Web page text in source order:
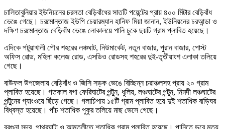
চালিতাবুনিয়ার ইউনিয়নের চরলতা বেড়িবাঁধের সাতটি পয়েন্টের প্রায় ৪০০ মিটার বেড়িবাঁধ
ভেঙে গেছে। চরমোন্তাজ ইউপি চেয়ারম্যান হানিফ মিয়া জানান, ইউনিয়নের চরআন্ডা ও
দক্ষিণ চরমোন্তাজ বেড়িবাঁধ ভেঙে লোকালয়ে পানি ঢুকে ছয়টি গ্রাম প্লাবিত হয়েছে।
এদিকে পটুয়াখালী পৌর শহরের লঞ্চঘাট, নিউমার্কেট, নতুন বাজার, পুরান বাজার, পোস্ট
অফিস রোড, মহিলা কলেজ রোড, এসডিও রোডসহ শহরের দুই-তৃতীয়াংশ এলাকা তলিয়ে
গেছে।
বাউফল উপজেলায় বেড়িবাঁধ ও জিসি সড়ক ভেঙে বিচ্ছিন্ন চরাঞ্চলসহ প্রায় ২০ গ্রাম
প্লাবিত হয়েছে। গতকাল বগা ফেরিঘাটের পন্টুুন, ধুলিয়, লঞ্চঘাটের পন্টুুন, নিমদী লঞ্চঘাটের
পন্টুুনের গ্যাংওয়ে ছিঁড়ে গেছে। গলাচিপায় ১৫টি গ্রাম প্লাবিত হয়ে দুই শতাধিক বাড়িঘর
বিধ্বস্ত হয়েছে। পাঁচ শতাধিক পুকুর তলিয়ে মাছ ভেসে গেছে।
বরগুনা সদর, পাথরঘাটা ও আমতলীতে শতাধিক গ্রাম প্লাবিত হয়েছে। পানিতে ডুবে মৃত্যু